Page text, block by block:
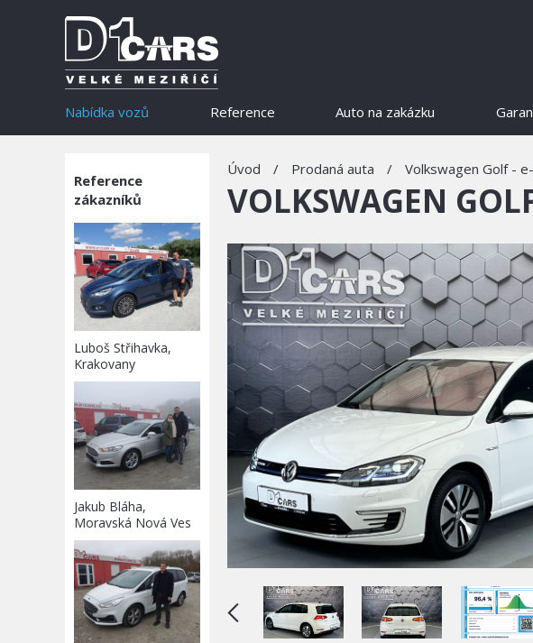
Nabídka vozů Reference Auto na zakázku
Úvod / Prodaná auta / Volkswagen Golf -
VOLKSWAGEN
Reference
zákazníků
Luboš Střihavka,
Krakovany
Jakub Bláha,
Moravská Nová Ves